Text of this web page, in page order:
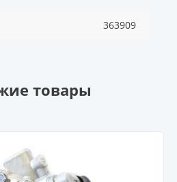
363909
товары